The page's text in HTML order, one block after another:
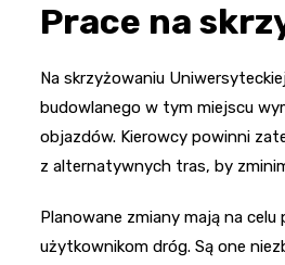
Prace na
Na skrzyżowaniu
budowlanego w tym miejscu
objazdów. Kierowcy powinni
z alternatywnych tras, by
Planowane zmiany mają na
użytkownikom dróg. Są one